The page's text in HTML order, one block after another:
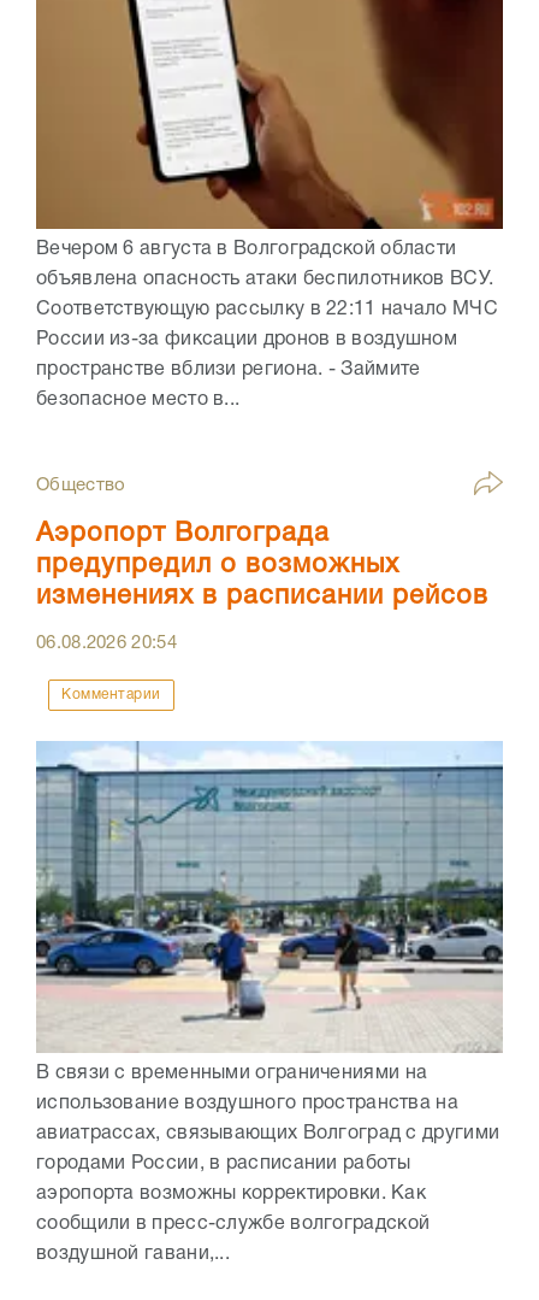
Вечером 6 августа в Волгоградской области
объявлена опасность атаки беспилотников ВСУ.
Соответствующую рассылку в 22:11 начало МЧС
России из-за фиксации дронов в воздушном
пространстве вблизи региона. - Займите
безопасное место в...
Общество
Аэропорт Волгограда
предупредил о возможных
изменениях в расписании рейсов
06.08.202620:54
Комментарии
В связи с временными ограничениями на
использование воздушного пространства на
авиатрассах, связывающих Волгоград с другими
городами России, в расписании работы
аэропорта возможны корректировки. Как
сообщили в пресс-службе волгоградской
воздушной гавани,...